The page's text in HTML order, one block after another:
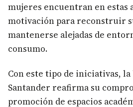
mujeres encuentran en estas
motivación para reconstruir
mantenerse alejadas de
consumo.
Con este tipo de iniciativas,
Santander reafirma su
promoción de espacios